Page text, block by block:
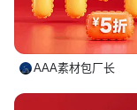
AAA素材包厂长